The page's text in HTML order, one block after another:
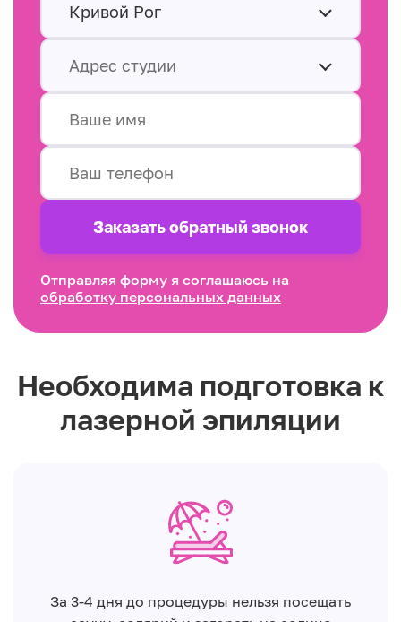
Кривой Рог
Адрес студии
Заказать обратный звонок
Отправляя форму я соглашаюсь на
обработку персональных данных
Необходима подготовка к
лазерной эпиляции
За 3-4 дня до процедуры нельзя посещать